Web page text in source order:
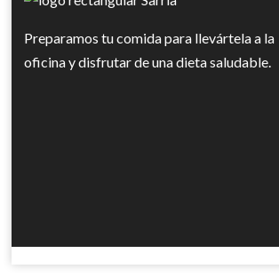
Preparamos tu comida para llevártela a la
oficina y disfrutar de una dieta saludable.